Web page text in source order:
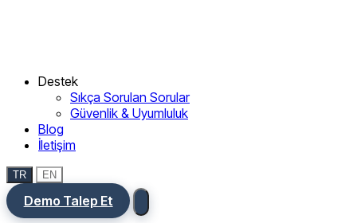
Destek
Sıkça Sorulan Sorular
Güvenlik & Uyumluluk
Blog
İletişim
TR EN
Demo Talep Et